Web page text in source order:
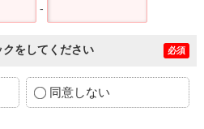
-
をしてください 必須
同意しない